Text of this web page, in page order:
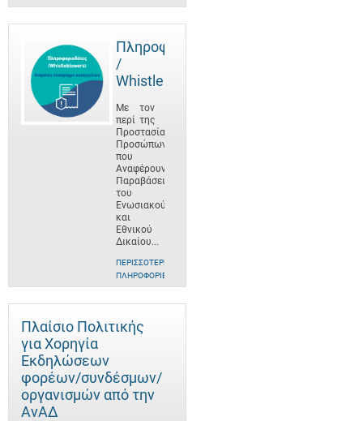
Πληροφοριοδότες
/
Whistleblowers
Με τον
περί της
Προστασίας
Προσώπων
που
Αναφέρουν
Παραβάσεις
του
Ενωσιακού
και
Εθνικού
Δικαίου...
ΠΕΡΙΣΣΌΤΕΡΕΣ
ΠΛΗΡΟΦΟΡΊΕΣ
Πλαίσιο Πολιτικής
για Χορηγία
Εκδηλώσεων
φορέων/συνδέσμων/
οργανισμών από την
ΑνΑΔ